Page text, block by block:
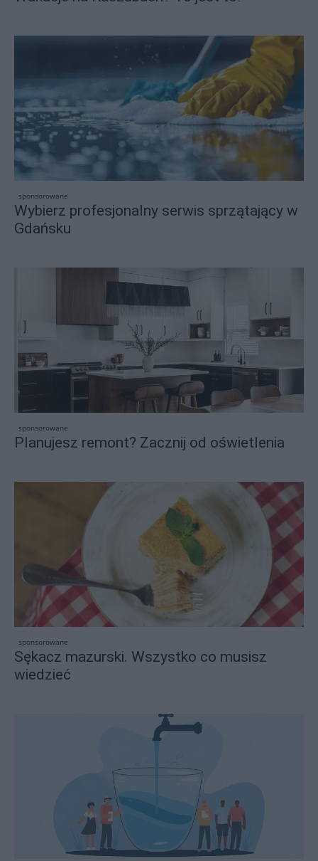
sponsorowane
Wybierz profesjonalny serwis sprzątający w
Gdańsku
sponsorowane
Planujesz remont? Zacznij od oświetlenia
sponsorowane
Sękacz mazurski. Wszystko co musisz
wiedzieć